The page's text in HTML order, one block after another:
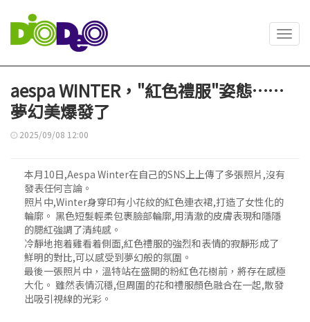
aespa WINTER，"紅色禮服"姿態……
夢幻美爆發了
2025/09/08 12:00
本月10日,Aespa Winter在自己的SNS上上傳了多張照片,沒有
發表任何言論。
照片中,Winter身穿印有小花紋的紅色連衣裙,打造了女性化的
輪廓。 黑色短髮輕柔包裹臉部輪廓,用清澈的皮膚表現和隱隱
的腮紅強調了清純感。
冷靜地抱着雞看着側面,紅色禮服的強烈和表情的寂靜形成了
鮮明的對比,可以感受到夢幻般的氛圍。
最後一張照片中，溫特站在盛開的粉紅色花樹前，將存在感極
大化。 雖然表情沉穩,但周圍的花和禮服顏色融合在一起,散發
出吸引視線的光彩。